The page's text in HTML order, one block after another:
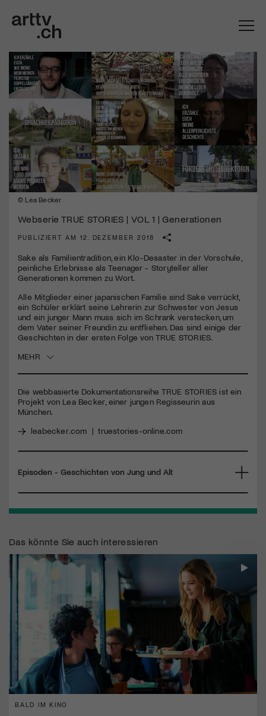
© Lea Becker
Webserie TRUE STORIES | VOL 1 | Generationen
PUBLIZIERT AM 12. DEZEMBER 2018
Sake als Familientradition, ein Klo-Desaster in der Vorschule,
peinliche Erlebnisse als Teenager - Storyteller aller
Generationen kommen zu Wort.
Alle Mitglieder einer japanischen Familie sind Sake verrückt,
ein Schüler erklärt seine Lehrerin zur Schwester von Jesus
und ein junger Mann muss sich im Schrank verstecken, um
dem Vater seiner Freundin zu entfliehen. Das sind einige der
Geschichten in der ersten Folge von TRUE STORIES.
MEHR
Die webbasierte Dokumentationsreihe TRUE STORIES ist ein
Projekt von Lea Becker, einer jungen Regisseurin aus
München.
leabecker.com |truestories-online.com
Episoden - Geschichten von Jung und Alt
Das könnte Sie auch interessieren
BALD IM KINO
Mach mit: «Be Part of the Art»!
Engagiere dich als Kulturliebhaber:in, Kulturschaffende(r) oder
Kulturinstitution und unterstütze unsere Arbeit.
Mit deiner Mitgliedschaft erhältst du kostenlosen Zugang zu
diversen Kulturevents.
Jetzt Mitglied werden